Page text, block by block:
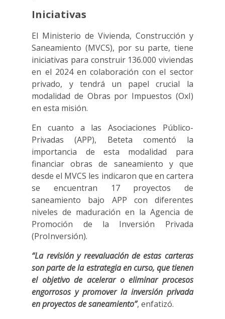
Iniciativas
El Ministerio de Vivienda, Construcción y
Saneamiento (MVCS), por su parte, tiene
iniciativas para construir 136.000 viviendas
en el 2024 en colaboración con el sector
privado, y tendrá un papel crucial la
modalidad de Obras por Impuestos (OxI)
en esta misión.
En cuanto a las Asociaciones Público-
Privadas (APP), Beteta comentó la
importancia de esta modalidad para
financiar obras de saneamiento y que
desde el MVCS les indicaron que en cartera
se encuentran 17 proyectos de
saneamiento bajo APP con diferentes
niveles de maduración en la Agencia de
Promoción de la Inversión Privada
(ProInversión).
“La revisión y reevaluación de estas carteras
son parte de la estrategia en curso, que tienen
el objetivo de acelerar o eliminar procesos
engorrosos y promover la inversión privada
en proyectos de saneamiento”, enfatizó.